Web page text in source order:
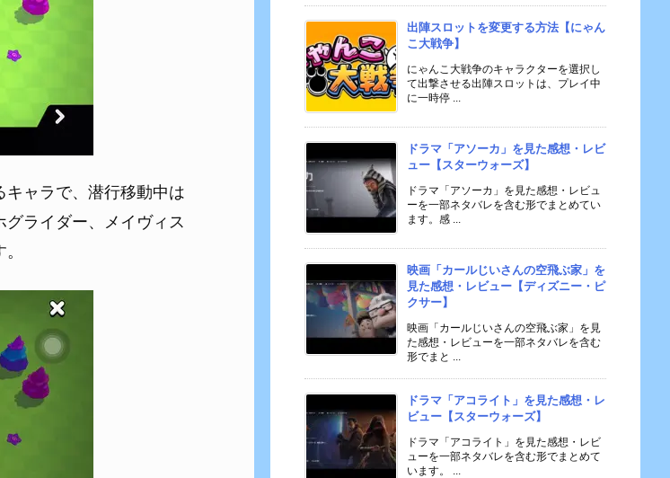
キャラで、潜行移動中は
ライダー、メイヴィス
出陣スロットを変更する方法【にゃん
こ大戦争】
にゃんこ大戦争のキャラクターを選択し
て出撃させる出陣スロットは、プレイ中
に一時停 ...
ドラマ「アソーカ」を見た感想・レビ
ュー【スターウォーズ】
ドラマ「アソーカ」を見た感想・レビュ
ーを一部ネタバレを含む形でまとめてい
ます。感 ...
映画「カールじいさんの空飛ぶ家」を
見た感想・レビュー【ディズニー・ピ
クサー】
映画「カールじいさんの空飛ぶ家」を見
た感想・レビューを一部ネタバレを含む
形でまと ...
ドラマ「アコライト」を見た感想・レ
ビュー【スターウォーズ】
ドラマ「アコライト」を見た感想・レビ
ューを一部ネタバレを含む形でまとめて
います。 ...